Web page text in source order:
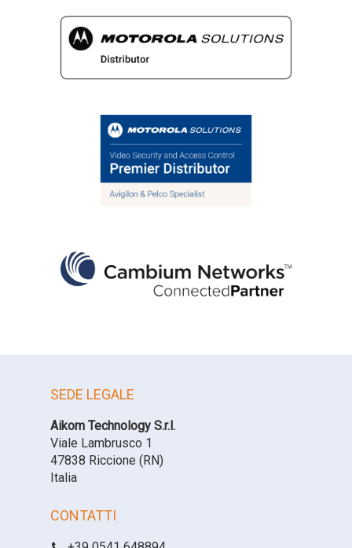
SEDE LEGALE
Aikom Technology S.r.l.
Viale Lambrusco 1
47838 Riccione (RN)
Italia
CONTATTI